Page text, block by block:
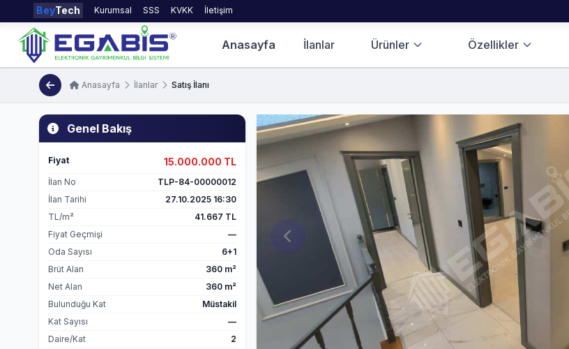
BeyTech Kurumsal SSS KVKK İletişim
Anasayfa İlanlar Ürünler Özellikler
Anasayfa İlanlar Satış İlanı
Genel Bakış
Fiyat 15.000.000 TL
İlan No
TLP-84-00000012
İlan Tarihi
27.10.2025 16:30
TL/m²
41.667 TL
Fiyat Geçmişi
—
Oda Sayısı
6+1
Brüt Alan
360 m²
Net Alan
360 m²
Bulunduğu Kat
Müstakil
Kat Sayısı
—
Daire/Kat
2